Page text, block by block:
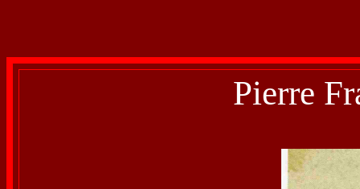
Pierre